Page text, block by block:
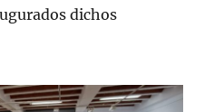
dichos